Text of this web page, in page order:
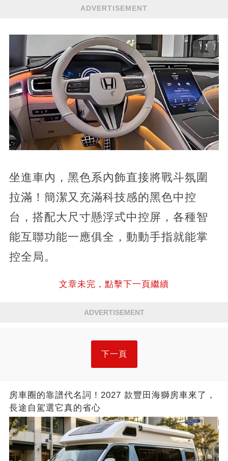
ADVERTISEMENT
坐進車內，黑色系內飾直接將戰斗氛圍
拉滿！簡潔又充滿科技感的黑色中控
台，搭配大尺寸懸浮式中控屏，各種智
能互聯功能一應俱全，動動手指就能掌
控全局。
文章未完，點擊下一頁繼續
ADVERTISEMENT
下一頁
房車圈的靠譜代名詞！2027 款豐田海獅房車來了，
長途自駕選它真的省心